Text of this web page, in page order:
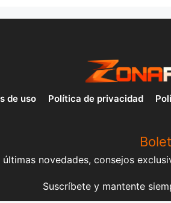
de uso Política de privacidad
últimas novedades, consejos
Suscríbete y mantente